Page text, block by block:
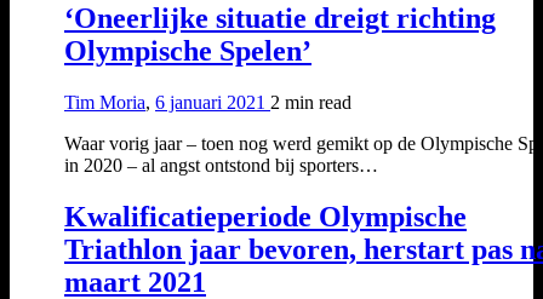
‘Oneerlijke situatie dreigt richting
Olympische Spelen’
Tim Moria, 6 januari 2021 2 min read
Waar vorig jaar – toen nog werd gemikt op de Olympische
in 2020 – al angst ontstond bij sporters…
Kwalificatieperiode Olympische
Triathlon jaar bevoren, herstart pas
maart 2021